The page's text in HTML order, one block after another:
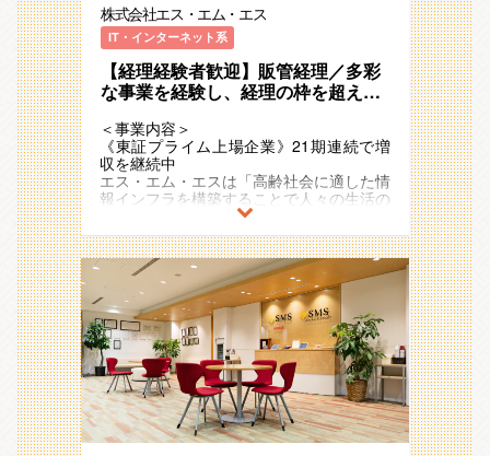
「今の環境では、これ以上のスキルアップ
が見込めない」 「ルーティンワークだけ
でなく、業務フローそのものを改善した
い」 「AI時代に生き残れる、市場価値の
高い経理人材になりたい」
そんな渇望感を持つ方にこそ、このフィー
ルドは最適です。上司の指示を待つのでは
なく、自ら課題を見つけ、解決まで走り抜
ける、そんな『自律型人材』をお待ちして
います。
今回の配属部署は、経営管理本部の直下の
財務企画部に属する経理財務グループとな
ります。
■経営管理本部について
事業数・事業責任者が多数存在しながら、
経営陣の意向も汲み取りつつ、①エス･エ
ム･エスグループ全体の経営サポート、②
個別事業の運営サポートの２つを行うこと
が経営管理本部のミッションです。
■配属先について
モートチャット指導、
医療介護従事者向け専門情報コミュニティ
サイトやキャリア支援
2011年の東証一部（現：プライム）上場
後も国内外で新規事業の創出をさらに加速
させており、
21期連続で増収のメガベンチャー企業と
して存在感を強めています。
また、アジア・ヨーロッパ・オセアニアな
ど海外17ヵ国でも事業を展開しており、
今後も日本国内に留まらず既存事業の拡
めていく予定です。
＜配属部署＞
■財務企画部の取材記事です。是非ご覧く
ださい。
https://hupro-job.com/articles/4050
■経営管理本部について
エス･エム･エスグループにおいては、多様
なビジネスモデルの事業が次々と加速度的
に増加・拡大し、各国・各地域においてシ
ナジーを形成し続けています。
株式会社エス・エム・エス
IT・インターネット系
【経理経験者歓迎】販管経理／多彩
な事業を経験し、経理の枠を超えた
＜事業内容＞
《東証プライム上場企業》21期連続で増
収を継続中
エス・エム・エスは「高齢社会に適した情
報インフラを構築することで人々の生活の
質を向上し、社会に貢献し続ける」
というミッションを掲げ、多様な事業・ビ
ジネスモデルを展開しています 。
超高齢社会に突入したことで多くの社会課
題が発生していますが、人々のニーズや関
心の高まりをビジネスチャンスとして捉
え、
「高齢社会×情報」を切り口に「医療」
「介護/障害福祉」「ヘルスケア」「シニ
アライフ」領域で、40以上のサービスを
運営しています。
例）介護事業者向け業界特化型SaaS、